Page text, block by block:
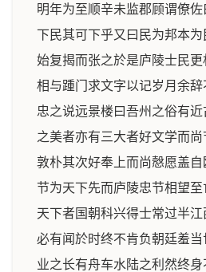
明年为至顺辛未监郡顾谓僚
下民其可下乎又曰民为邦本
始复揭而张之於是庐陵士民更
相与踵门求文字以记岁月余
忠之说远景楼曰吾州之俗有
之美者亦有三大者好文学而
敦朴其次好奉上而尚慤愿盖
节为天下先而庐陵忠节相望
天下者国朝科兴得士常过半
必有闻於时终不肯负朝廷羞
业之长有舟车水陆之利然终身